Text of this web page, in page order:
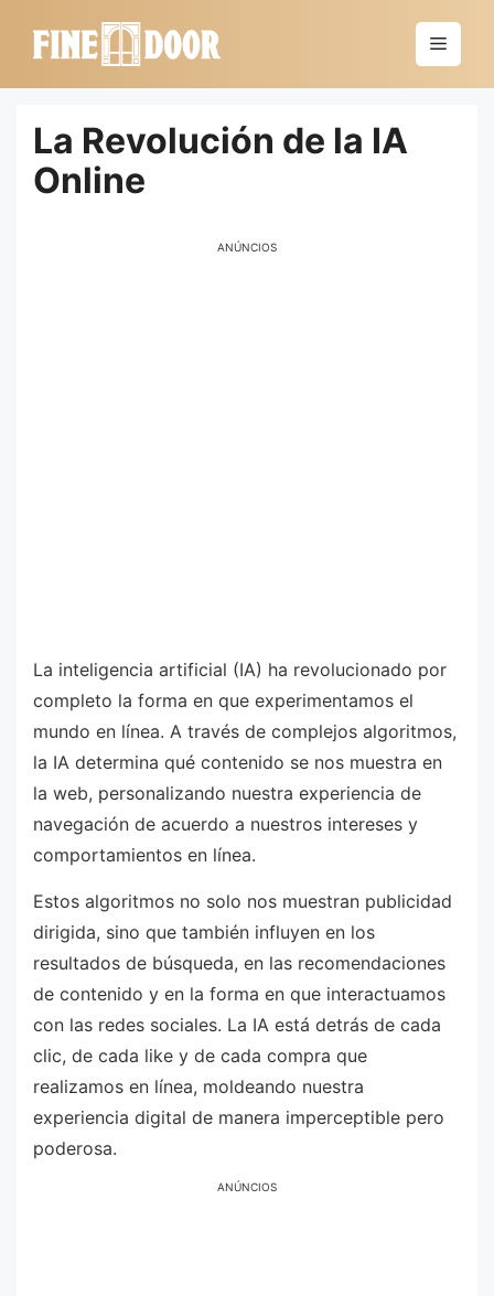
Menú
La Revolución de la IA
Online
ANÚNCIOS
La inteligencia artificial (IA) ha revolucionado por
completo la forma en que experimentamos el
mundo en línea. A través de complejos algoritmos,
la IA determina qué contenido se nos muestra en
la web, personalizando nuestra experiencia de
navegación de acuerdo a nuestros intereses y
comportamientos en línea.
Estos algoritmos no solo nos muestran publicidad
dirigida, sino que también influyen en los
resultados de búsqueda, en las recomendaciones
de contenido y en la forma en que interactuamos
con las redes sociales. La IA está detrás de cada
clic, de cada like y de cada compra que
realizamos en línea, moldeando nuestra
experiencia digital de manera imperceptible pero
poderosa.
ANÚNCIOS